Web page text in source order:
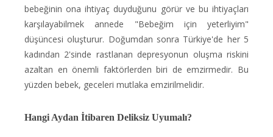
bebeğinin ona ihtiyaç duyduğunu görür ve bu ihtiyaçları
karşılayabilmek annede "Bebeğim için yeterliyim"
düşüncesi oluşturur. Doğumdan sonra Türkiye'de her 5
kadından 2'sinde rastlanan depresyonun oluşma riskini
azaltan en önemli faktörlerden biri de emzirmedir. Bu
yüzden bebek, geceleri mutlaka emzirilmelidir.
Hangi Aydan İtibaren Deliksiz Uyumalı?